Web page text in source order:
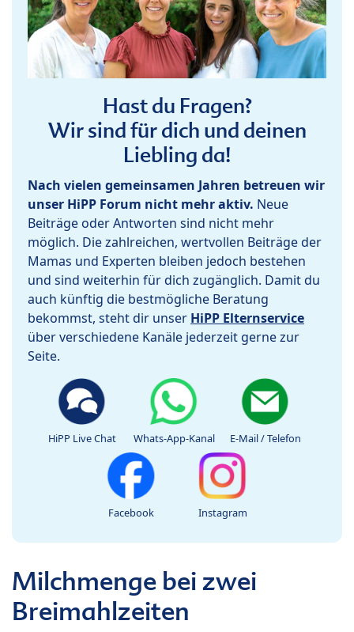
Hast du Fragen?
Wir sind für dich und deinen
Liebling da!
Nach vielen gemeinsamen Jahren betreuen wir
unser HiPP Forum nicht mehr aktiv. Neue
Beiträge oder Antworten sind nicht mehr
möglich. Die zahlreichen, wertvollen Beiträge der
Mamas und Experten bleiben jedoch bestehen
und sind weiterhin für dich zugänglich. Damit du
auch künftig die bestmögliche Beratung
bekommst, steht dir unser HiPP Elternservice
über verschiedene Kanäle jederzeit gerne zur
Seite.
HiPP Live Chat Whats-App-Kanal E-Mail / Telefon
Facebook Instagram
Milchmenge bei zwei
Breimahlzeiten